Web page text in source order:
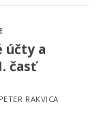
účty a
časť
PETER RAKVICA